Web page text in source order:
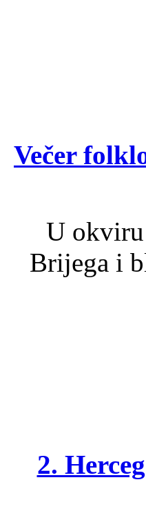
Večer
U okviru
Brijega i
2.